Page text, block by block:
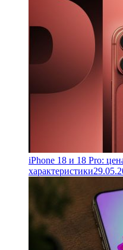
iPhone 18 и 18 Pro:
характеристики